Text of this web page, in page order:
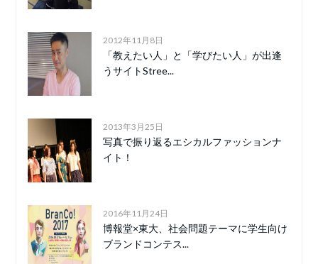
2012年11月8日
「教えたい人」と「学びたい人」が出逢
うサイトStree...
2013年3月25日
写真で振り返るエシカルファッションナ
イト！
2016年11月24日
博報堂×東大、社会問題テーマに学生向け
ブランドコンテス...